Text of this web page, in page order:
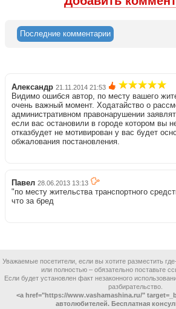
Последние комментарии
Александр 21.11.2014 21:53
Видимо ошибся автор, по месту вашего
очень важный момент. Ходатайство о
административном правонарушении
если вас остановили в городе котором вы
отказбудет не мотивирован у вас будет
обжалования постановления.
Павел 28.06.2013 13:13
"по месту жительства транспортного
что за бред
Уважаемые посетители, если вы хотите разместить
или полностью – обязательно поставьте
Если будет установлен факт незаконного
разбирательство.
<a href="https://www.vashamashina.ru/"
автолюбителей. Бесплатная